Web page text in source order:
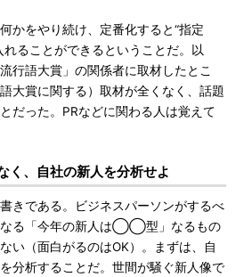
かをやり続け、定番化すると“指定
れることができるということだ。以
行語大賞」の関係者に取材したとこ
大賞に関する）取材が全くなく、話題
だった。PRなどに関わる人は覚えて
く、自社の新人を分析せよ
きである。ビジネスパーソンがするべ
なる「今年の新人は◯◯型」なるもの
い（面白がるのはOK）。まずは、自
分析することだ。世間が騒ぐ新人像で